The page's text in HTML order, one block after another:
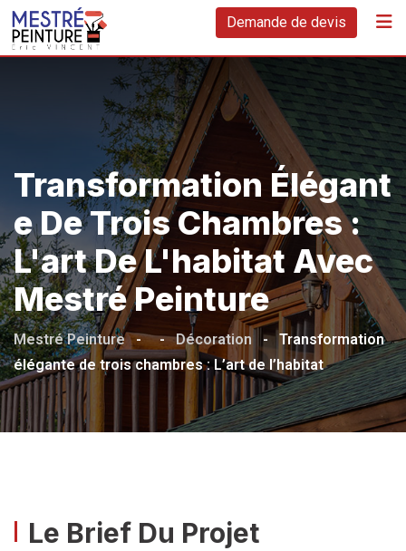
Demande de devis
Transformation Élégant
E De Trois Chambres :
L'art De L'habitat Avec
Mestré Peinture
Mestré Peinture - - Décoration - Transformation
élégante de trois chambres : L’art de l’habitat
Le Brief Du Projet